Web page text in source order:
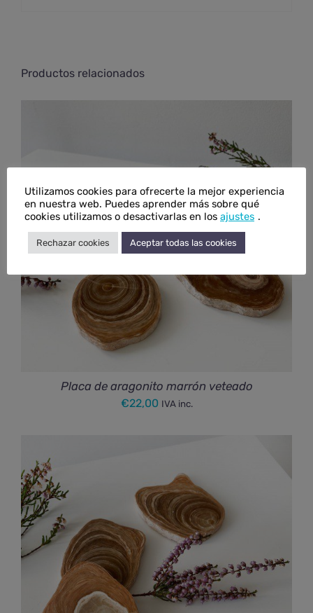
Productos relacionados
Placa de aragonito marrón veteado
€22,00 IVA inc.
Utilizamos cookies para ofrecerte la mejor experiencia
en nuestra web. Puedes aprender más sobre qué
cookies utilizamos o desactivarlas en los ajustes .
Rechazar cookies Aceptar todas las cookies